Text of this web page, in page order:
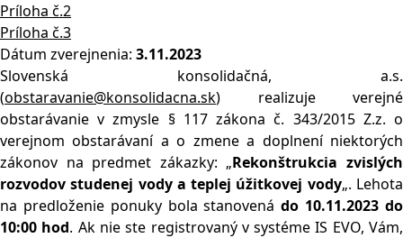
Príloha č.2
Príloha č.3
Dátum zverejnenia: 3.11.2023
Slovenská konsolidačná, a.s.
(obstaravanie@konsolidacna.sk) realizuje verejné
obstarávanie v zmysle § 117 zákona č. 343/2015 Z.z. o
verejnom obstarávaní a o zmene a doplnení niektorých
zákonov na predmet zákazky: „Rekonštrukcia zvislých
rozvodov studenej vody a teplej úžitkovej vody„. Lehota
na predloženie ponuky bola stanovenádo 10.11.2023 do
10:00 hod. Ak nie ste registrovaný v systéme IS EVO, Vám,